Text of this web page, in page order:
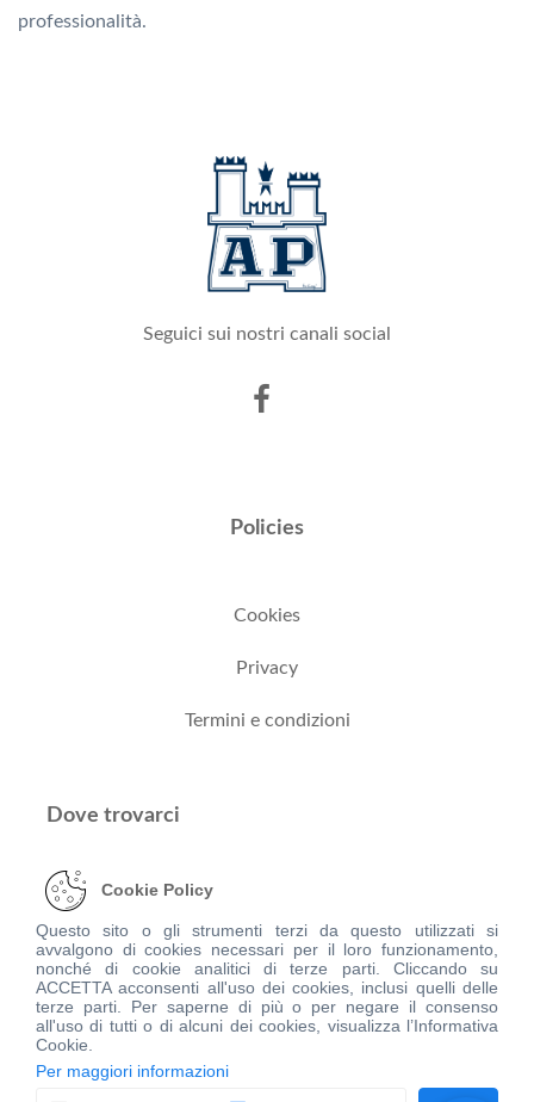
professionalità.
Seguici sui nostri canali social
Policies
Cookies
Privacy
Termini e condizioni
Dove trovarci
Via Torresana, 2 - 43043 Borgo val di taro (PR)
+39 0525/90660
info@apborgotaroalbareto.it
Cookie Policy
Questo sito o gli strumenti terzi da questo utilizzati si
avvalgono di cookies necessari per il loro funzionamento,
nonché di cookie analitici di terze parti. Cliccando su
ACCETTA acconsenti all'uso dei cookies, inclusi quelli delle
terze parti. Per saperne di più o per negare il consenso
all'uso di tutti o di alcuni dei cookies, visualizza l’Informativa
Cookie.
Per maggiori informazioni